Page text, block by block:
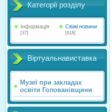
Категорії розділу
Інформація
[37]
Свіжі новини
[618]
Віртуальнавиставка
Музеї при закладах
освіти Голованівщини